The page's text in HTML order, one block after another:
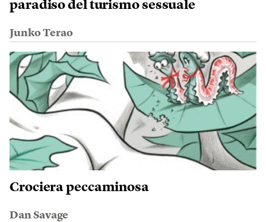
paradiso del turismo sessuale
Junko Terao
Crociera peccaminosa
Dan Savage